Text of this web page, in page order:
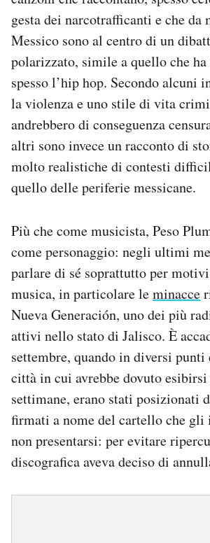
gesta dei narcotrafficanti e che
Messico sono al centro di un
polarizzato, simile a quello che
spesso l’hip hop. Secondo alcuni
la violenza e uno stile di vita
andrebbero di conseguenza
altri sono invece un racconto di
molto realistiche di contesti
quello delle periferie messicane.
Più che come musicista, Peso
come personaggio: negli ultimi
parlare di sé soprattutto per
musica, in particolare leminacce
Nueva Generación, uno dei più
attivi nello stato di Jalisco. È
settembre, quando in diversi
città in cui avrebbe dovuto
settimane, erano stati posizionati
firmati a nome del cartello che gli
non presentarsi: per evitare
discografica aveva deciso di